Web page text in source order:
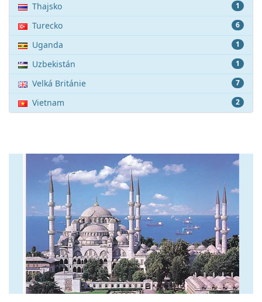
1
Thajsko
6
Turecko
1
Uganda
1
Uzbekistán
7
Velká Británie
2
Vietnam